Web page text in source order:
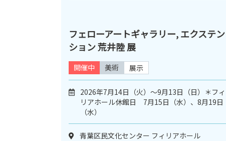
フェローアートギャラリー, エクステン
ション 荒井陸 展
開催中 美術 展示
2026年7月14日（火）〜9月13日（日）＊フィ
リアホール休館日 7月15日（水）、8月19日
（水）
青葉区民文化センター フィリアホール